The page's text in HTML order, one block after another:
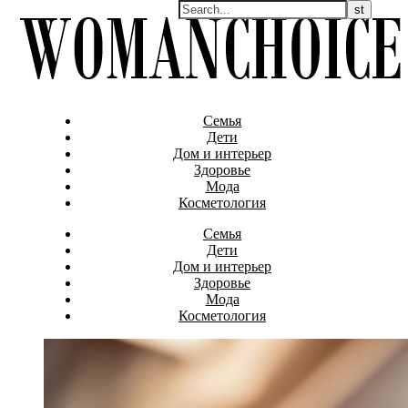
Семья
Дети
Дом и интерьер
Здоровье
Мода
Косметология
Семья
Дети
Дом и интерьер
Здоровье
Мода
Косметология